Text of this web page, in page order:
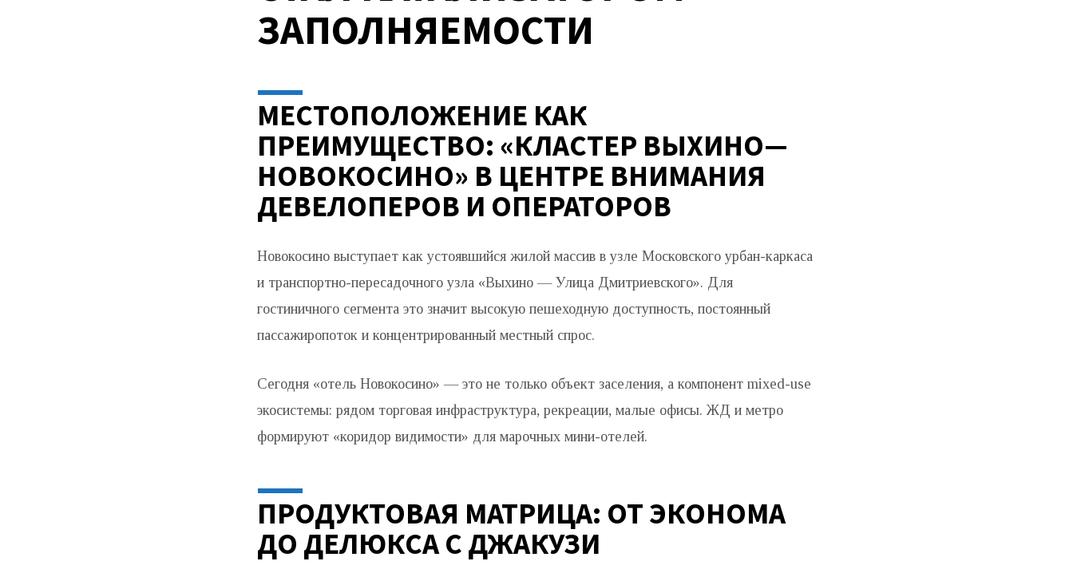
ЗАПОЛНЯЕМОСТИ
МЕСТОПОЛОЖЕНИЕ КАК
ПРЕИМУЩЕСТВО: «КЛАСТЕР ВЫХИНО—
НОВОКОСИНО» В ЦЕНТРЕ ВНИМАНИЯ
ДЕВЕЛОПЕРОВ И ОПЕРАТОРОВ
Новокосино выступает как устоявшийся жилой массив в узле Московского урбан-каркаса
и транспортно-пересадочного узла «Выхино — Улица Дмитриевского». Для
гостиничного сегмента это значит высокую пешеходную доступность, постоянный
пассажиропоток и концентрированный местный спрос.
Сегодня «отель Новокосино» — это не только объект заселения, а компонент mixed-use
экосистемы: рядом торговая инфраструктура, рекреации, малые офисы. ЖД и метро
формируют «коридор видимости» для марочных мини-отелей.
ПРОДУКТОВАЯ МАТРИЦА: ОТ ЭКОНОМА
ДО ДЕЛЮКСА С ДЖАКУЗИ